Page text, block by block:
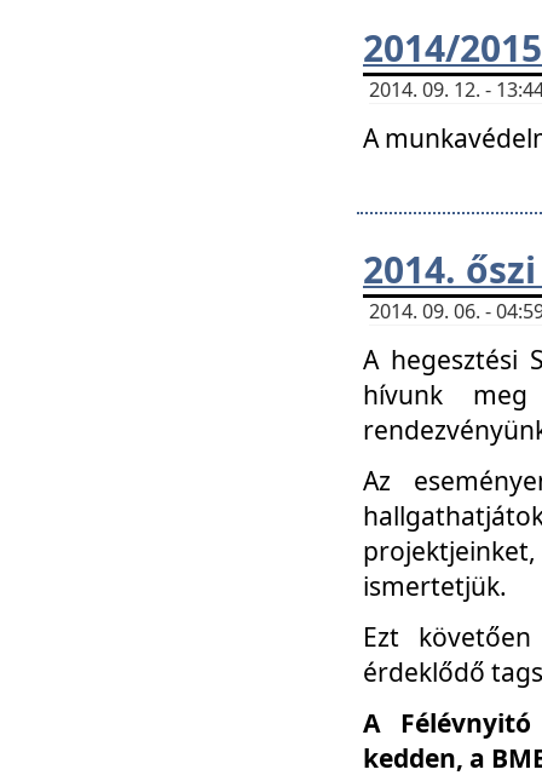
2014/
2014. 09. 12. -
A
2014.
2014. 09. 06. -
A hegesztési
hívunk
Az
ismertetjük.
Ezt
érdeklődő
A
kedden, a